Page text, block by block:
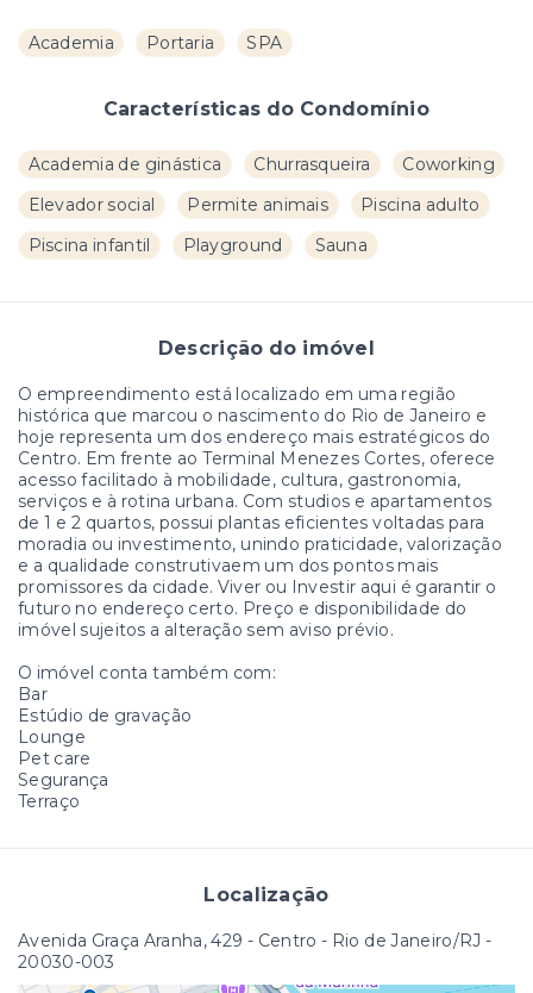
Academia Portaria SPA
Características do Condomínio
Academia de ginástica Churrasqueira
Coworking
Elevador social
Permite animais
Piscina adulto
Piscina infantil
Playground Sauna
Descrição do imóvel
O empreendimento está localizado em uma região
histórica que marcou o nascimento do Rio de Janeiro e
hoje representa um dos endereço mais estratégicos do
Centro. Em frente ao Terminal Menezes Cortes, oferece
acesso facilitado à mobilidade, cultura, gastronomia,
serviços e à rotina urbana. Com studios e apartamentos
de 1 e 2 quartos, possui plantas eficientes voltadas para
moradia ou investimento, unindo praticidade, valorização
e a qualidade construtivaem um dos pontos mais
promissores da cidade. Viver ou Investir aqui é garantir o
futuro no endereço certo. Preço e disponibilidade do
imóvel sujeitos a alteração sem aviso prévio.
O imóvel conta também com:
Bar
Estúdio de gravação
Lounge
Pet care
Segurança
Terraço
Localização
Avenida Graça Aranha, 429 - Centro - Rio de Janeiro/RJ -
20030-003